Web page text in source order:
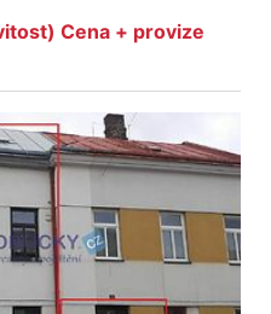
Cena + provize